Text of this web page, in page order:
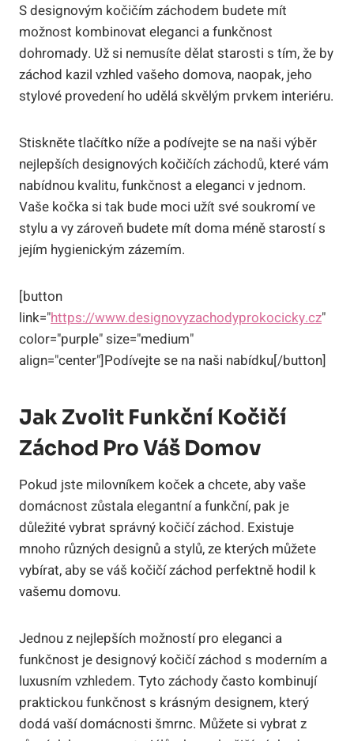
S designovým kočičím záchodem budete mít
možnost kombinovat eleganci a funkčnost
dohromady. Už si nemusíte dělat starosti s tím, že by
záchod kazil vzhled vašeho domova, naopak, jeho
stylové provedení ho udělá skvělým prvkem interiéru.
Stiskněte tlačítko níže a podívejte se na naši výběr
nejlepších designových kočičích záchodů, které vám
nabídnou kvalitu, funkčnost a eleganci v jednom.
Vaše kočka si tak bude moci užít své soukromí ve
stylu a vy zároveň budete mít doma méně starostí s
jejím hygienickým zázemím.
[button
link="https://www.designovyzachodyprokocicky.cz"
color="purple" size="medium"
align="center"]Podívejte se na naši nabídku[/button]
Jak Zvolit Funkční Kočičí
Záchod Pro Váš Domov
Pokud jste milovníkem koček a chcete, aby vaše
domácnost zůstala elegantní a funkční, pak je
důležité vybrat správný kočičí záchod. Existuje
mnoho různých designů a stylů, ze kterých můžete
vybírat, aby se váš kočičí záchod perfektně hodil k
vašemu domovu.
Jednou z nejlepších možností pro eleganci a
funkčnost je designový kočičí záchod s moderním a
luxusním vzhledem. Tyto záchody často kombinují
praktickou funkčnost s krásným designem, který
dodá vaší domácnosti šmrnc. Můžete si vybrat z